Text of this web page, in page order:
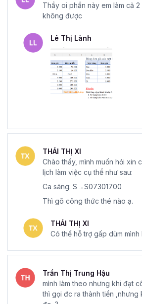
Thầy oi phần này em làm cả
không được
Lê Thị Lành
THÁI THỊ XI
Chào thầy, mình muốn hỏi xin
lịch làm việc cụ thể như sau:
Ca sáng: S→S07301700
Thì gõ công thức thé nào ạ.
THÁI THỊ XI
Có thế hỗ trợ gấp dùm mình
Trần Thị Trung Hậu
mình làm theo nhưng khi đạt
thì gọi đc ra thành tiền ,nhưng